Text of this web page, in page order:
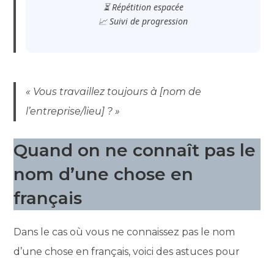
⏳ Répétition espacée
📈 Suivi de progression
« Vous travaillez toujours à [nom de
l’entreprise/lieu] ? »
Quand on ne connaît pas le
nom d’une chose en
français
Dans le cas où vous ne connaissez pas le nom
d’une chose en français, voici des astuces pour